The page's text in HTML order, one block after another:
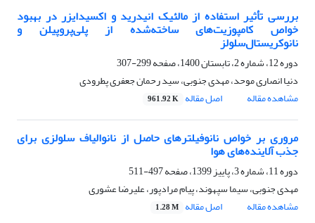
بررسی تأثیر استفاده از مالئیک انیدرید و اکسیدایزر در بهبود
خواص کامپوزیت‌های ساخته‌شده از پلی‌پروپیلن و
نانوکریستال‌سلولز
دوره 12، شماره 2، تابستان 1400، صفحه
299-307
دنیا انصاری موحد، مهدی جنوبی، سید رحمان جعفری پطرودی
مشاهده مقاله
اصل مقاله 961.92 K
مروری بر خواص نانوفیلترهای حاصل از نانوالیاف سلولزی برای
جذب آلاینده‌های هوا
دوره 11، شماره 3، پاییز 1399، صفحه
497-511
مهدی جنوبی، سیما سپهوند، پیام مرادپور، علیرضا عشوری
مشاهده مقاله
اصل مقاله 1.28 M